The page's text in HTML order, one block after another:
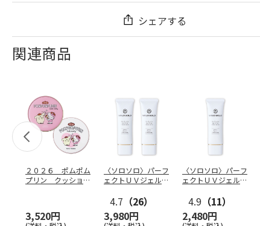
シェアする
関連商品
２０２６ ポムポム
プリン クッション
3,520円
〈ソロソロ〉パーフ
ェクトＵＶジェル
4.7 （26）
3,980円
〈ソロソロ〉パーフ
ェクトＵＶジェル
4.9 （11）
2,480円